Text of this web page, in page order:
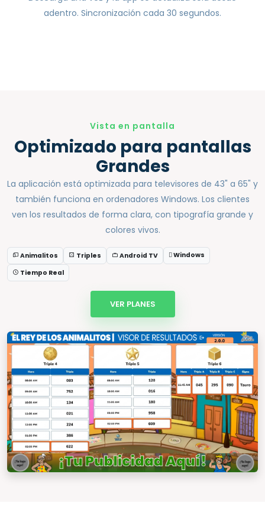
adentro. Sincronización cada 30 segundos.
Vista en pantalla
Optimizado para pantallas
Grandes
La aplicación está optimizada para televisores de 43" a 65" y
también funciona en ordenadores Windows. Los clientes
ven los resultados de forma clara, con tipografía grande y
colores vivos.
Animalitos Triples Android TV
Windows
Tiempo Real
VER PLANES